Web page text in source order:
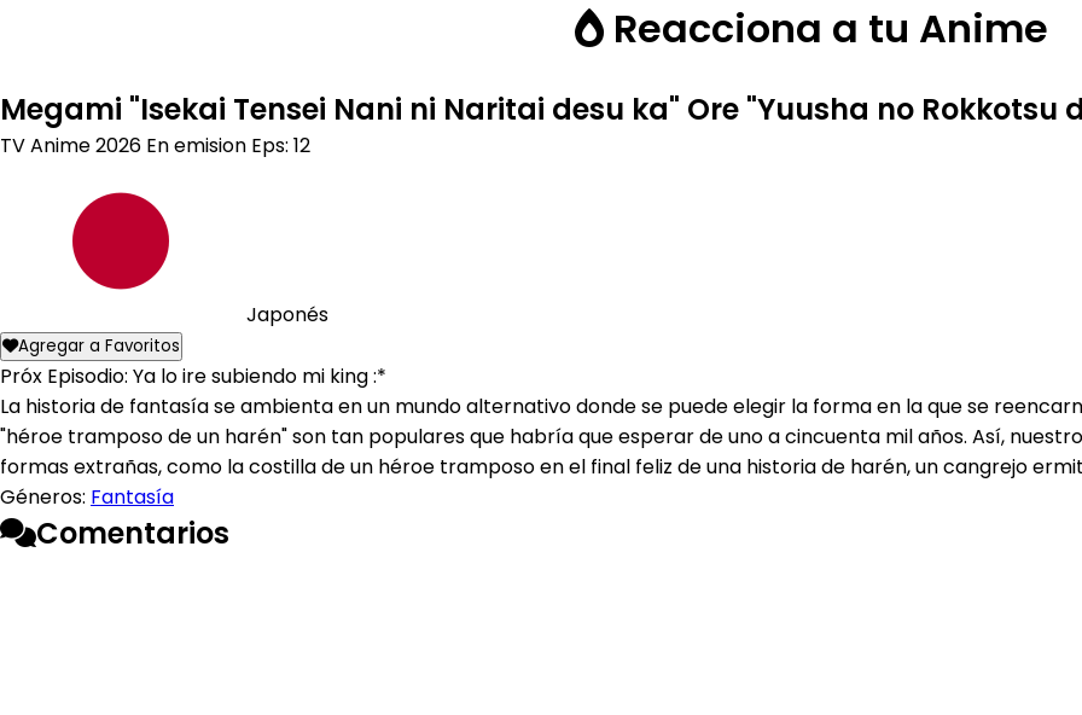
Reacciona a tu Anime
Megami "Isekai Tensei Nani ni Naritai desu ka" Ore "Yuusha no Rokkotsu
TV Anime2026 En emision Eps: 12
Japonés
Agregar a Favoritos
Próx Episodio: Ya lo ire subiendo mi king :*
La historia de fantasía se ambienta en un mundo alternativo donde se puede elegir la forma en la que se
"héroe tramposo de un harén" son tan populares que habría que esperar de uno a cincuenta mil años. Así,
formas extrañas, como la costilla de un héroe tramposo en el final feliz de una historia de harén, un cangrejo
Géneros: Fantasía
Comentarios